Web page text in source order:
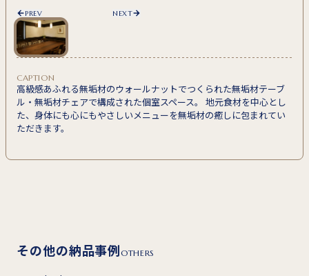
CAPTION
高級感あふれる無垢材のウォールナットでつくられた無垢材テーブ
ル・無垢材チェアで構成された個室スペース。 地元食材を中心とし
た、身体にも心にもやさしいメニューを無垢材の癒しに包まれてい
ただきます。
PREV NEXT
その他の納品事例OTHERS